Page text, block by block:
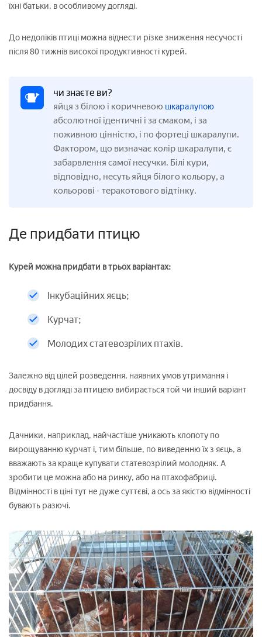
їхні батьки, в особливому догляді.
До недоліків птиці можна віднести різке зниження несучості
після 80 тижнів високої продуктивності курей.
чи знаєте ви?
яйця з білою і коричневою шкаралупою
абсолютної ідентичні і за смаком, і за
поживною цінністю, і по фортеці шкаралупи.
Фактором, що визначає колір шкаралупи, є
забарвлення самої несучки. Білі кури,
відповідно, несуть яйця білого кольору, а
кольорові - теракотового відтінку.
Де придбати птицю
Курей можна придбати в трьох варіантах:
Інкубаційних яєць;
Курчат;
Молодих статевозрілих птахів.
Залежно від цілей розведення, наявних умов утримання і
досвіду в догляді за птицею вибирається той чи інший варіант
придбання.
Дачники, наприклад, найчастіше уникають клопоту по
вирощуванню курчат і, тим більше, по виведенню їх з яєць, а
вважають за краще купувати статевозрілий молодняк. А
зробити це можна або на ринку, або на птахофабриці.
Відмінності в ціні тут не дуже суттєві, а ось за якістю відмінності
бувають разючі.